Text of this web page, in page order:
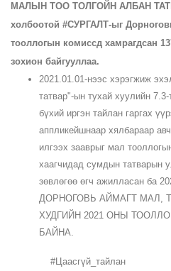
МАЛЫН ТОО ТОЛГОЙН АЛБАН
холбоотой #СУРГАЛТ-ыг
тооллогын комиссд хамрагдсан
зохион байгууллаа.
2021.01.01-нээс хэрэгжиж
татвар"-ын тухай хуулийн
бүхий иргэн тайлан гаргах
аппликейшнаар хялбараар
илгээх зааврыг мал
хаагчидад сумдын татварын
зөвлөгөө өгч ажилласан ба
ДОРНОГОВЬ АЙМАГТ МАЛ,
ХУДГИЙН 2021 ОНЫ
БАЙНА.
#Цаасгүй_тайлан